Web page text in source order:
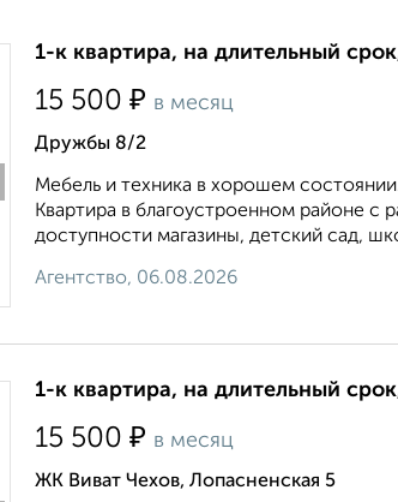
1-к квартира, на длительный
15 500 ₽ в месяц
Дружбы 8/2
Мебель и техника в хорошем
Квартира в благоустроенном районе с
доступности магазины, детский сад,
Агентство, 06.08.2026
1-к квартира, на длительный
15 500 ₽ в месяц
ЖК Виват Чехов, Лопасненская 5